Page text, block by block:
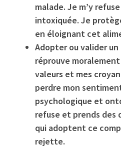
malade. Je m’y
intoxiquée. Je
en éloignant cet
Adopter ou valider
réprouve
valeurs et mes
perdre mon
psychologique et
refuse et prends des
qui adoptent ce
rejette.